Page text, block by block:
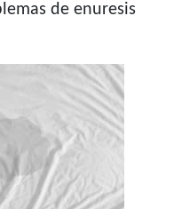
de enuresis